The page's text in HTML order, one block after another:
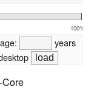
100%
years